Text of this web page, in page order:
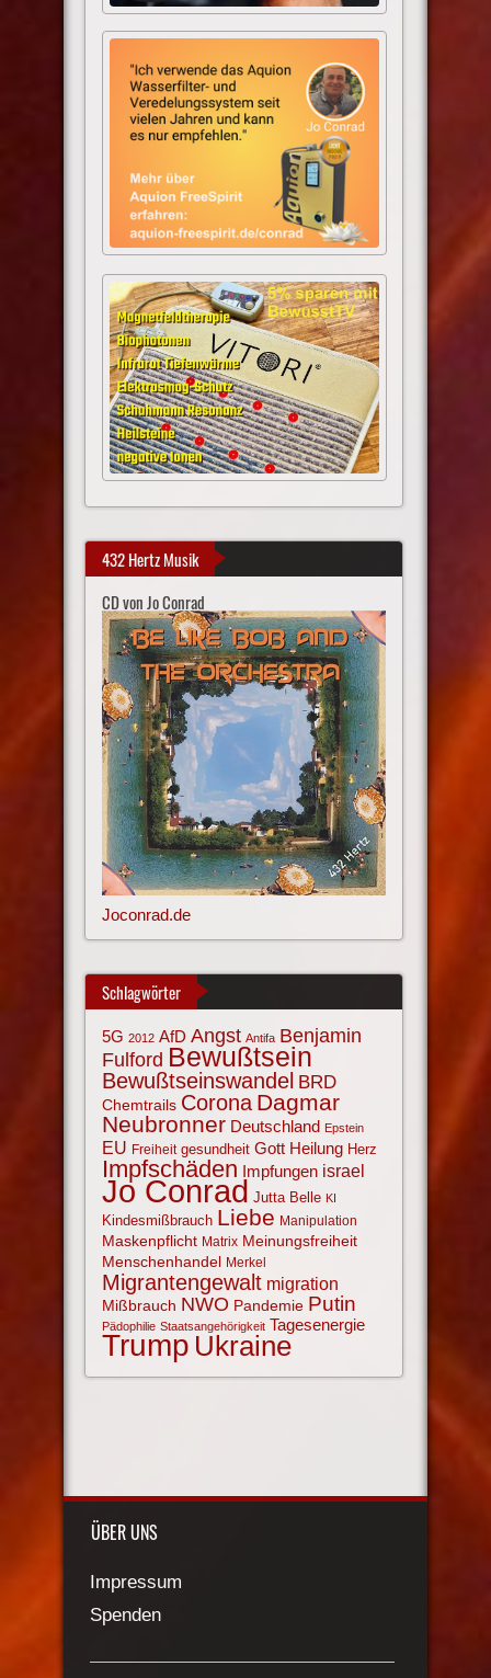
432 Hertz Musik
CD von Jo Conrad
Joconrad.de
Schlagwörter
5G 2012 AfD Angst Antifa Benjamin
Fulford Bewußtsein
Bewußtseinswandel BRD
Chemtrails Corona Dagmar
Neubronner Deutschland Epstein
EU Freiheit gesundheit Gott Heilung Herz
Impfschäden Impfungen israel
Jo Conrad Jutta Belle KI
Kindesmißbrauch Liebe Manipulation
Maskenpflicht Matrix Meinungsfreiheit
Menschenhandel Merkel
Migrantengewalt migration
Mißbrauch NWO Pandemie Putin
Pädophilie Staatsangehörigkeit Tagesenergie
Trump Ukraine
ÜBER UNS
Impressum
Spenden